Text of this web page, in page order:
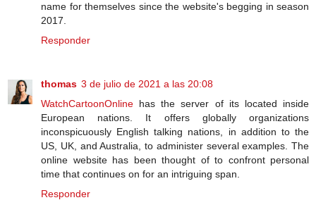
name for themselves since the website's begging in season
2017.
Responder
thomas 3 de julio de 2021 a las 20:08
WatchCartoonOnline has the server of its located inside
European nations. It offers globally organizations
inconspicuously English talking nations, in addition to the
US, UK, and Australia, to administer several examples. The
online website has been thought of to confront personal
time that continues on for an intriguing span.
Responder